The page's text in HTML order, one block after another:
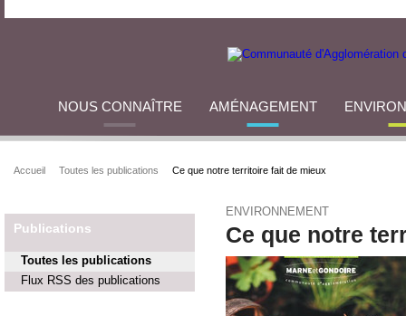
NOUS CONNAÎTRE AMÉNAGEMENT
Accueil Toutes les publications Ce que notre territoire fait de mieux
Publications
Toutes les publications
Flux RSS des publications
ENVIRONNEMENT
Ce que notre